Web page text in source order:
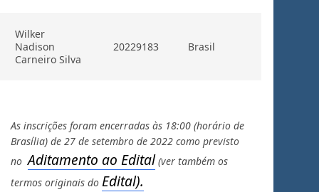
Wilker
Nadison
Carneiro Silva
20229183 Brasil
As inscrições foram encerradas às 18:00 (horário de
Brasília) de 27 de setembro de 2022 como previsto
noAditamento ao Edital (ver também os
termos originais do Edital).